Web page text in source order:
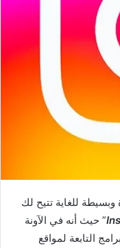
للغاية تتيح لك
” حيث أنه في الآونة
التابعة لمواقع